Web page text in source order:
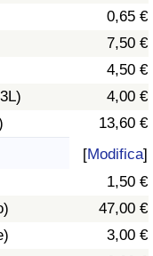
0,65 €
7,50 €
4,50 €
4,00 €
13,60 €
[Modifica]
1,50 €
47,00 €
3,00 €